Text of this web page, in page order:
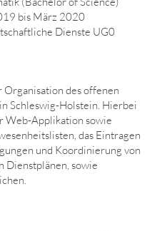
bis März 2020
Dienste UG0
Organisation des offenen
Schleswig-Holstein. Hierbei
Web-Applikation sowie
das Eintragen
und Koordinierung von
Dienstplänen, sowie